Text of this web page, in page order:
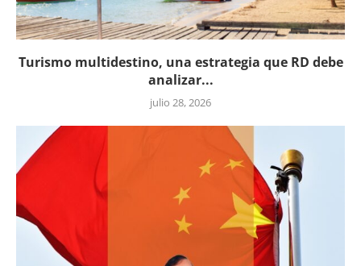
Turismo multidestino, una estrategia que RD debe
analizar...
julio 28, 2026